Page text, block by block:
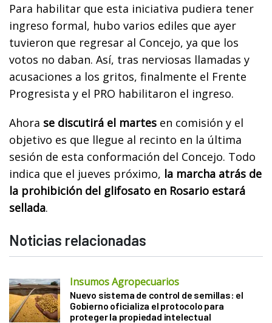
Para habilitar que esta iniciativa pudiera tener
ingreso formal, hubo varios ediles que ayer
tuvieron que regresar al Concejo, ya que los
votos no daban. Así, tras nerviosas llamadas y
acusaciones a los gritos, finalmente el Frente
Progresista y el PRO habilitaron el ingreso.
Ahora se discutirá el martes en comisión y el
objetivo es que llegue al recinto en la última
sesión de esta conformación del Concejo. Todo
indica que el jueves próximo, la marcha atrás de
la prohibición del glifosato en Rosario estará
sellada.
Noticias relacionadas
Insumos Agropecuarios
Nuevo sistema de control de semillas: el
Gobierno oficializa el protocolo para
proteger la propiedad intelectual